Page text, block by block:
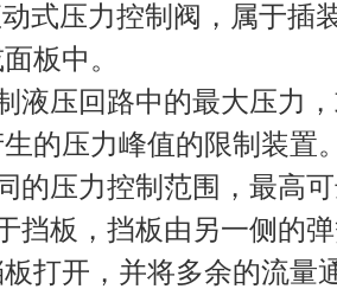
式压力控制阀，属于插
板中。
液压回路中的最大压力
的压力峰值的限制装置
的压力控制范围，最高
挡板，挡板由另一侧的
打开，并将多余的流量